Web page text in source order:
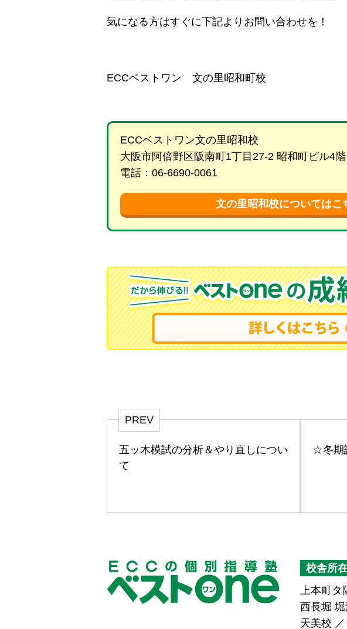
気になる方はすぐに下記よりお問い合わせを！
ECCベストワン 文の里昭和町校
ECCベストワン文の里昭和校
大阪市阿倍野区阪南町1丁目27-2 昭和町ビル4階
電話：06-6690-0061
文の里昭和校についてはこ
PREV
五ッ木模試の分析＆やり直しについ
て
☆冬期
校舎所
上本町タ
西長堀
天美校